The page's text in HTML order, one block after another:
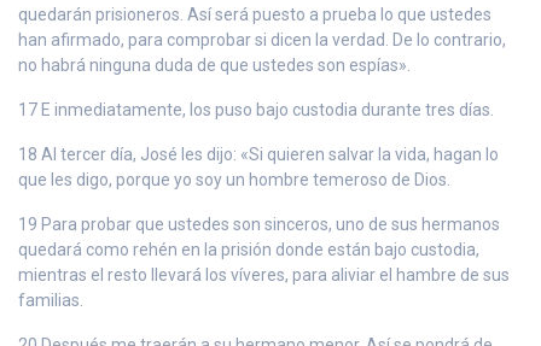
quedarán prisioneros. Así será puesto a prueba lo que ustedes
han afirmado, para comprobar si dicen la verdad. De lo contrario,
no habrá ninguna duda de que ustedes son espías».
17 E inmediatamente, los puso bajo custodia durante tres días.
18 Al tercer día, José les dijo: «Si quieren salvar la vida, hagan lo
que les digo, porque yo soy un hombre temeroso de Dios.
19 Para probar que ustedes son sinceros, uno de sus hermanos
quedará como rehén en la prisión donde están bajo custodia,
mientras el resto llevará los víveres, para aliviar el hambre de sus
familias.